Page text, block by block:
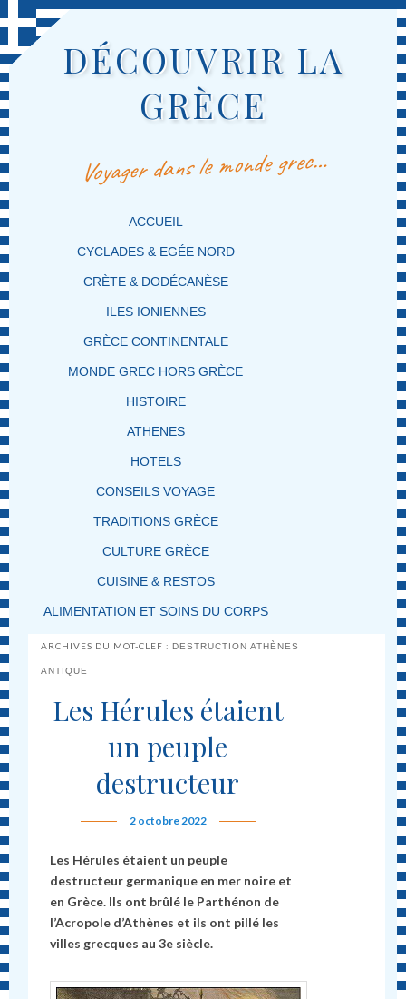
DÉCOUVRIR LA
GRÈCE
Voyager dans le monde grec…
MENU PRINCIPAL
MASQUER LA NAVIGATION PRINCIPALE
MASQUER LA NAVIGATION SECONDAIRE
ACCUEIL
CYCLADES & EGÉE NORD
CRÈTE & DODÉCANÈSE
ILES IONIENNES
GRÈCE CONTINENTALE
MONDE GREC HORS GRÈCE
HISTOIRE
ATHENES
HOTELS
CONSEILS VOYAGE
TRADITIONS GRÈCE
CULTURE GRÈCE
CUISINE & RESTOS
ALIMENTATION ET SOINS DU CORPS
ARCHIVES DU MOT-CLEF :DESTRUCTION ATHÈNES
ANTIQUE
Les Hérules étaient
un peuple
destructeur
2 octobre 2022
Les Hérules étaient un peuple
destructeur germanique en mer noire et
en Grèce. Ils ont brûlé le Parthénon de
l’Acropole d’Athènes et ils ont pillé les
villes grecques au 3e siècle.